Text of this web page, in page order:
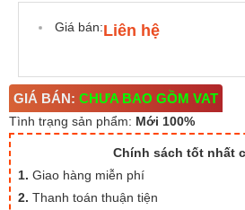
Giá bán:Liên hệ
GIÁ BÁN: CHƯA BAO GỒM VAT
Tình trạng sản phẩm: Mới 100%
Chính sách tốt nhất
1. Giao hàng miễn phí
2. Thanh toán thuận tiện